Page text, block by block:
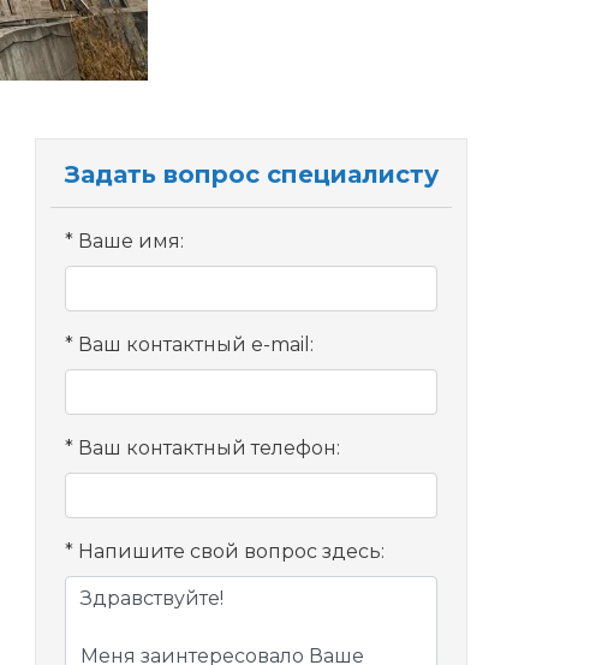
Задать вопрос специалисту
Ваше имя:
Ваш контактный e-mail:
Ваш контактный телефон:
Напишите свой вопрос здесь: